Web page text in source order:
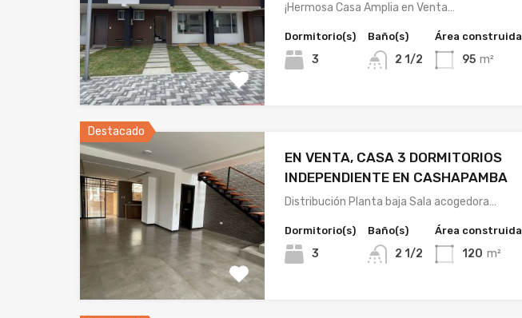
¡Hermosa Casa Amplia en Venta…
Dormitorio(s)
3
Baño(s)
2 1/2
Área construida
95 m²
Destacado
EN VENTA, CASA 3 DORMITORIOS
INDEPENDIENTE EN CASHAPAMBA
Distribución Planta baja Sala acogedora…
Dormitorio(s)
3
Baño(s)
2 1/2
Área construida
120 m²